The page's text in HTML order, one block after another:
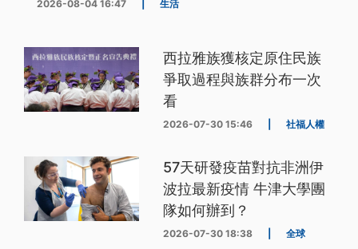
2026-08-04 16:47 生活
西拉雅族獲核定原住民族
爭取過程與族群分布一次
看
2026-07-30 15:46 社福人權
57天研發疫苗對抗非洲伊
波拉最新疫情 牛津大學團
隊如何辦到？
2026-07-30 18:38 全球